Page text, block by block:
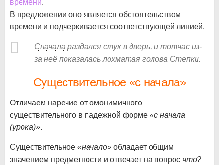
времени.
В предложении оно является обстоятельством
времени и подчеркивается соответствующей линией.
Сначала раздался стук в дверь, и тотчас из-
за неё показалась лохматая голова Степки.
Существительное «с начала»
Отличаем наречие от омонимичного
существительного в падежной форме «с начала
(урока)».
Существительное «начало» обладает общим
значением предметности и отвечает на вопрос что?